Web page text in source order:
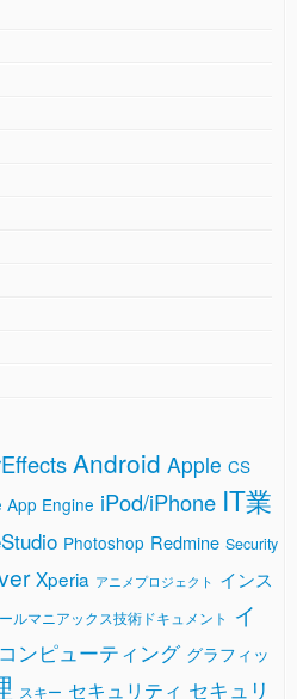
Android Apple CS
App Engine iPod/iPhone IT業
Photoshop Redmine Security
Xperia アニメプロジェクト インス
ルマニアックス技術ドキュメント イ
ンピューティング グラフィッ
スキー セキュリティ セキュリ